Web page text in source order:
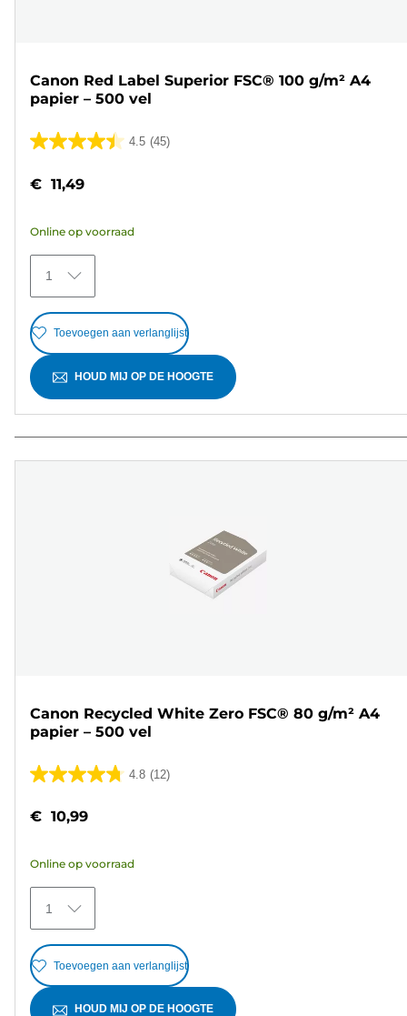
Canon Red Label Superior FSC® 100 g/m² A4
papier – 500 vel
4.5 (45)
4.5
de
sterren.
45
beoordelingen
€ 11,49
Online op voorraad
1
Toevoegen aan verlanglijst
HOUD MIJ OP DE HOOGTE
Canon Recycled White Zero FSC® 80 g/m² A4
papier – 500 vel
4.8 (12)
4.8
de
sterren.
12
beoordelingen
€ 10,99
Online op voorraad
1
Toevoegen aan verlanglijst
HOUD MIJ OP DE HOOGTE